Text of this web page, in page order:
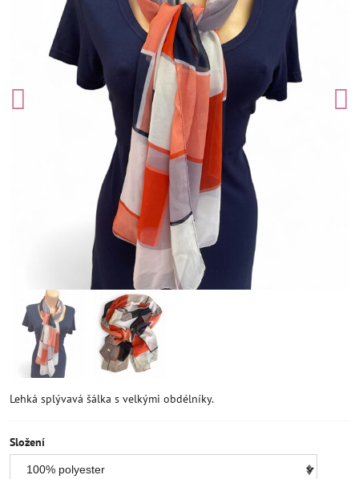
Lehká splývavá šálka s velkými obdélníky.
Složení